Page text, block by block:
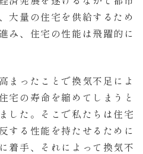
大量の住宅を供給するため
み、住宅の性能は飛躍的に
まったことで換気不足によ
宅の寿命を縮めてしまうと
した。そこで私たちは住宅
する性能を持たせるために
着手、それによって換気不